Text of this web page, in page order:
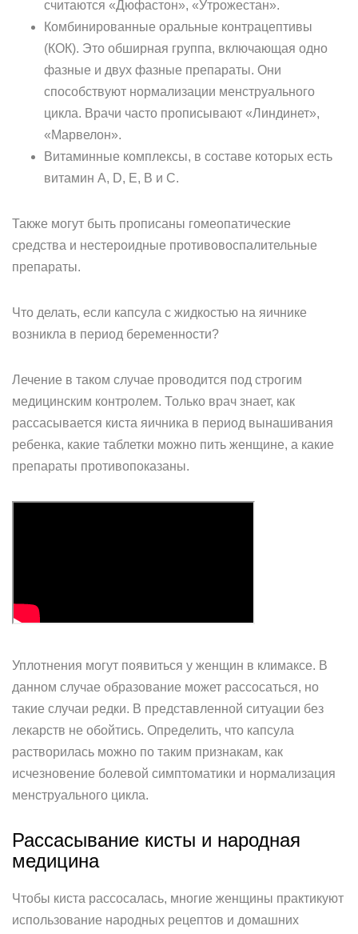
считаются «Дюфастон», «Утрожестан».
Комбинированные оральные контрацептивы
(КОК). Это обширная группа, включающая одно
фазные и двух фазные препараты. Они
способствуют нормализации менструального
цикла. Врачи часто прописывают «Линдинет»,
«Марвелон».
Витаминные комплексы, в составе которых есть
витамин A, D, E, B и C.
Также могут быть прописаны гомеопатические
средства и нестероидные противовоспалительные
препараты.
Что делать, если капсула с жидкостью на яичнике
возникла в период беременности?
Лечение в таком случае проводится под строгим
медицинским контролем. Только врач знает, как
рассасывается киста яичника в период вынашивания
ребенка, какие таблетки можно пить женщине, а какие
препараты противопоказаны.
Уплотнения могут появиться у женщин в климаксе. В
данном случае образование может рассосаться, но
такие случаи редки. В представленной ситуации без
лекарств не обойтись. Определить, что капсула
растворилась можно по таким признакам, как
исчезновение болевой симптоматики и нормализация
менструального цикла.
Рассасывание кисты и народная
медицина
Чтобы киста рассосалась, многие женщины практикуют
использование народных рецептов и домашних